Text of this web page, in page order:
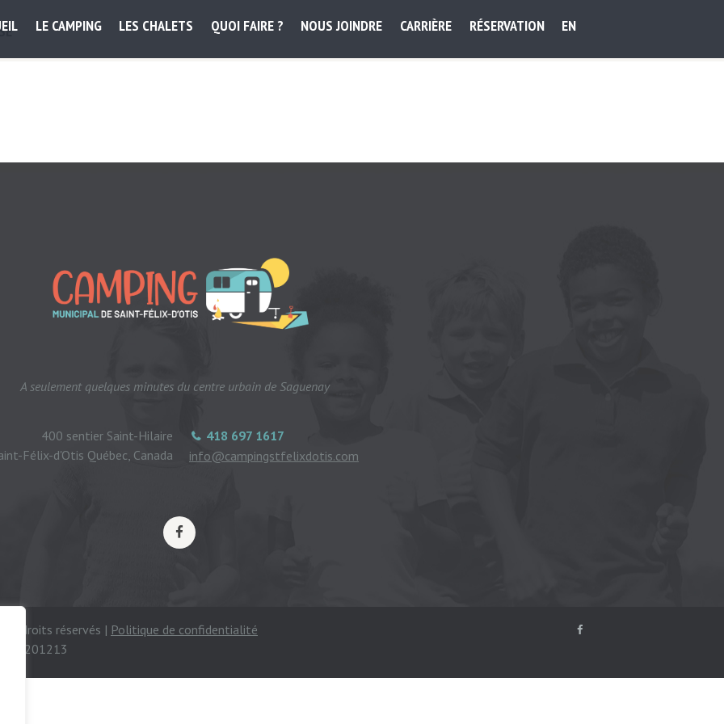
LE CAMPING LES CHALETS QUOI FAIRE ? NOUS JOINDRE CARRIÈRE RÉSERVATION EN
A seulement quelques minutes du centre urbain de Saguenay
418 697 1617
info@campingstfelixdotis.com
400 sentier Saint-Hilaire
Félix-d'Otis Québec, Canada
droits réservés | Politique de confidentialité
201213